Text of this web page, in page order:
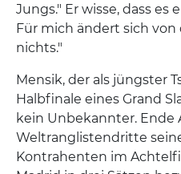
Jungs." Er wisse, dass es
Für mich ändert sich
nichts."
Mensik, der als jüngster
Halbfinale eines Grand
kein Unbekannter. Ende
Weltranglistendritte
Kontrahenten im